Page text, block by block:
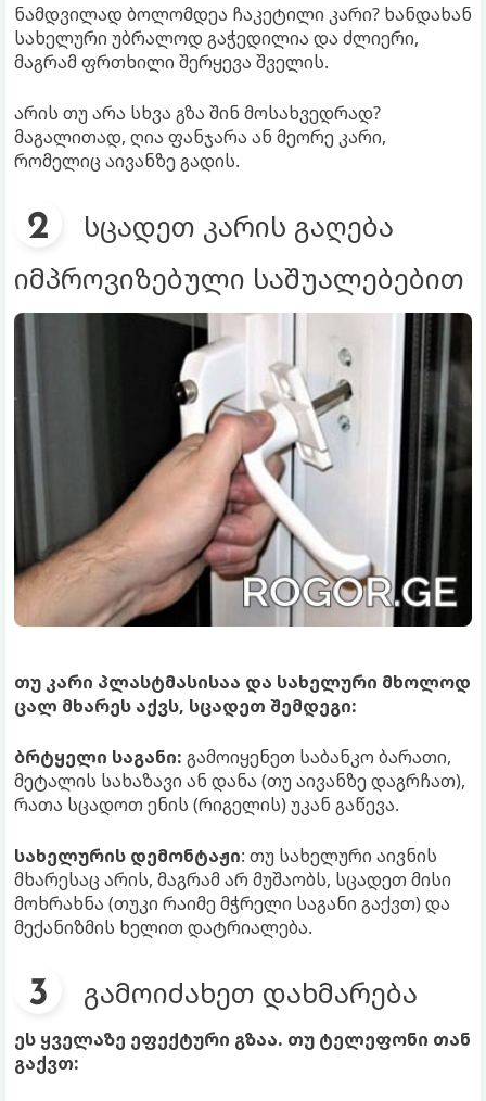
ნამდვილად ბოლომდეა ჩაკეტილი კარი? ხანდახან
სახელური უბრალოდ გაჭედილია და ძლიერი,
მაგრამ ფრთხილი შერყევა შველის.
არის თუ არა სხვა გზა შინ მოსახვედრად?
მაგალითად, ღია ფანჯარა ან მეორე კარი,
რომელიც აივანზე გადის.
სცადეთ კარის გაღება
იმპროვიზებული საშუალებებით
თუ კარი პლასტმასისაა და სახელური მხოლოდ
ცალ მხარეს აქვს, სცადეთ შემდეგი:
ბრტყელი საგანი: გამოიყენეთ საბანკო ბარათი,
მეტალის სახაზავი ან დანა (თუ აივანზე დაგრჩათ),
რათა სცადოთ ენის (რიგელის) უკან გაწევა.
სახელურის დემონტაჟი: თუ სახელური აივნის
მხარესაც არის, მაგრამ არ მუშაობს, სცადეთ მისი
მოხრახნა (თუკი რაიმე მჭრელი საგანი გაქვთ) და
მექანიზმის ხელით დატრიალება.
გამოიძახეთ დახმარება
ეს ყველაზე ეფექტური გზაა. თუ ტელეფონი თან
გაქვთ: